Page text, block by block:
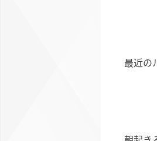
最近の